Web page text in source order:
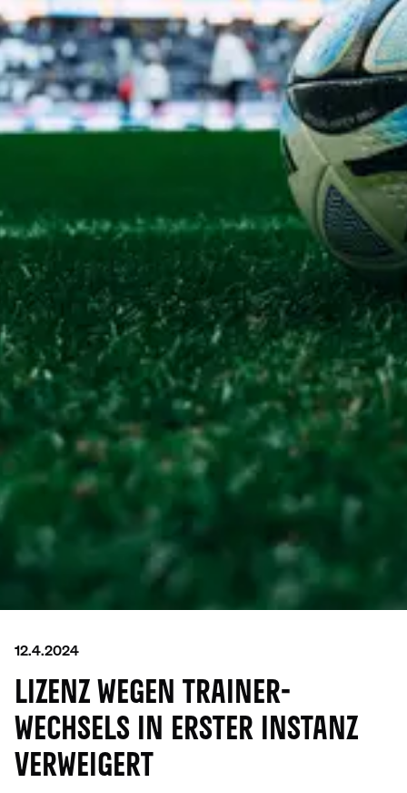
12.4.2024
LIZENZ WEGEN TRAINER­
WECHSELS IN ERSTER INSTANZ
VERWEIGERT